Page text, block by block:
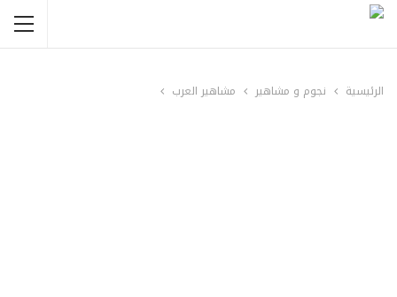
الرئيسية نجوم و مشاهير مشاهير العرب